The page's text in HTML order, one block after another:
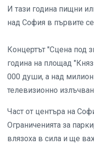
И тази година пищни
над София в първите
Концертът "Сцена под
година на площад
000 души, а над милион
телевизионно
Част от центъра на
Ограниченията за
влязоха в сила и ще